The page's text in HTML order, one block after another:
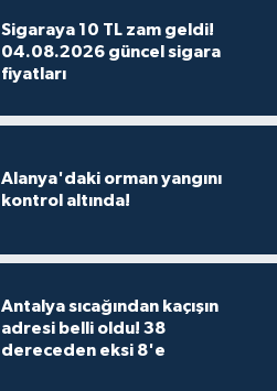
Sigaraya 10 TL zam geldi!
04.08.2026 güncel sigara
fiyatları
Alanya'daki orman yangını
kontrol altında!
Antalya sıcağından kaçışın
adresi belli oldu! 38
dereceden eksi 8'e